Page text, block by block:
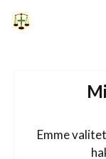
Siirry
sisältöön
Emme